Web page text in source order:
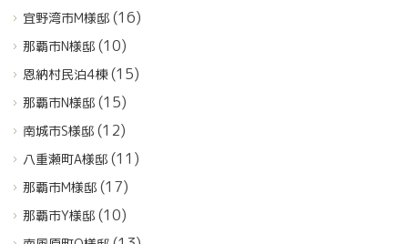
宜野湾市M様邸 (16)
那覇市N様邸 (10)
恩納村民泊4棟(15)
那覇市N様邸 (15)
南城市S様邸 (12)
八重瀬町A様邸 (11)
那覇市M様邸 (17)
那覇市Y様邸 (10)